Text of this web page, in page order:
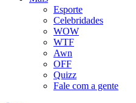
Esporte
Celebridades
WOW
WTF
Awn
OFF
Quizz
Fale com a gente